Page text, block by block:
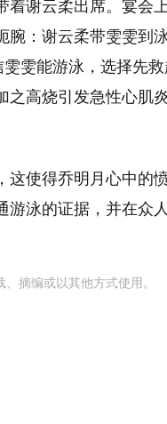
谢云柔出席。宴会
腕：谢云柔带雯雯到
雯能游泳，选择先
之高烧引发急性心肌
使得乔明月心中的
游泳的证据，并在众
摘编或以其他方式使用。